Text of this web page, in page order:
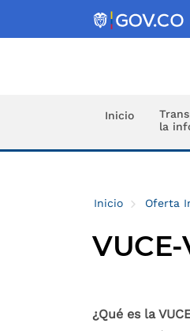
Inicio
la
Inicio Oferta
¿Qué es la